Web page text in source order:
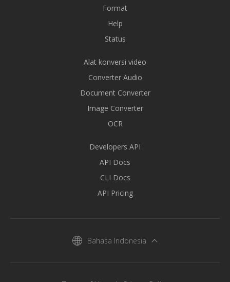
Format
Help
Status
Alat konversi video
Converter Audio
Document Converter
Image Converter
OCR
Developers API
API Docs
CLI Docs
API Pricing
Bahasa Indonesia